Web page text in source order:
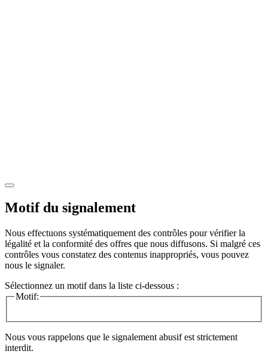
Motif du signalement
Nous effectuons systématiquement des contrôles pour vérifier la
légalité et la conformité des offres que nous diffusons. Si malgré ces
contrôles vous constatez des contenus inappropriés, vous pouvez
nous le signaler.
Sélectionnez un motif dans la liste ci-dessous :
Motif:
Nous vous rappelons que le signalement abusif est strictement
interdit.